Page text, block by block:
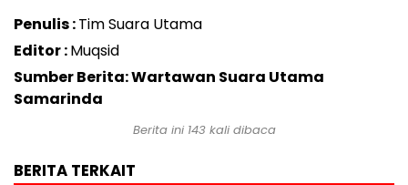
Penulis :Tim Suara Utama
Editor :Muqsid
Sumber Berita: Wartawan Suara Utama
Samarinda
Berita ini 143kali dibaca
BERITA TERKAIT